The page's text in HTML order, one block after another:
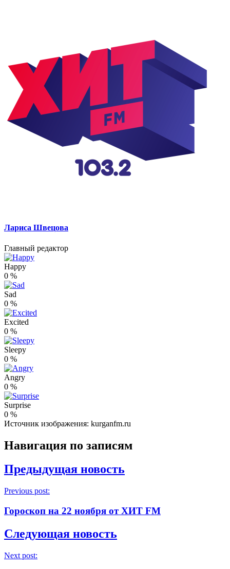
Лариса Швецова
Главный редактор
Happy
0 %
Sad
0 %
Excited
0 %
Sleepy
0 %
Angry
0 %
Surprise
0 %
Источник изображения: kurganfm.ru
Навигация по записям
Предыдущая новость
Previous post:
Гороскоп на 22 ноября от ХИТ FM
Следующая новость
Next post: